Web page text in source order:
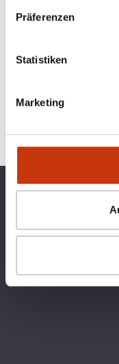
Präferenzen
Statistiken
Marketing
RECHTLICHES